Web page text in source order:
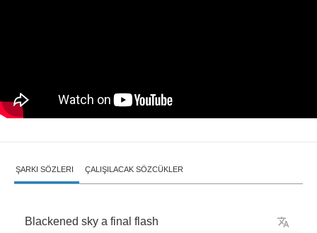
ŞARKI SÖZLERI ÇALIŞILACAK SÖZCÜKLER
Blackened sky a final flash